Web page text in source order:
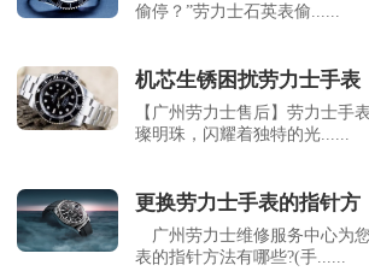
偷停？”劳力士石英表偷......
机芯生锈困扰劳力士手表
【广州劳力士售后】劳力士手
璨明珠，闪耀着独特的光......
更换劳力士手表的指针方
广州劳力士维修服务中心为
表的指针方法有哪些?(手......